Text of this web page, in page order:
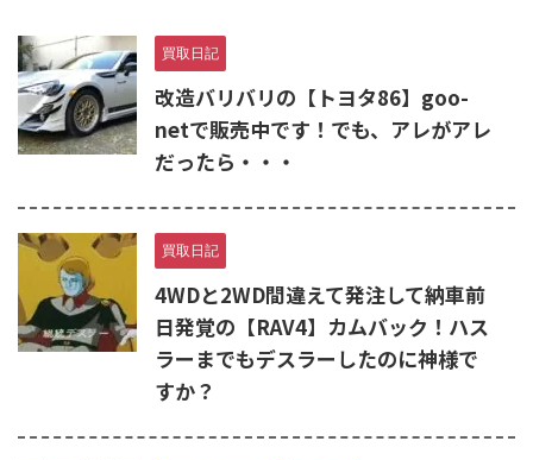
買取日記
改造バリバリの【トヨタ86】goo-
netで販売中です！でも、アレがアレ
だったら・・・
買取日記
4WDと2WD間違えて発注して納車前
日発覚の【RAV4】カムバック！ハス
ラーまでもデスラーしたのに神様で
すか？